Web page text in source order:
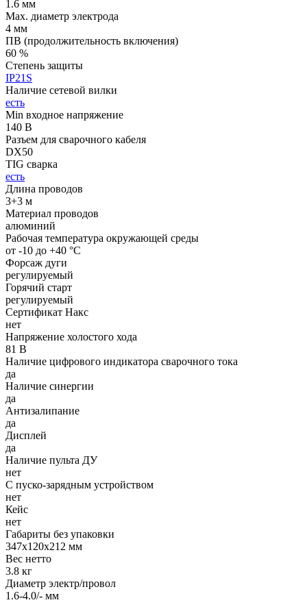
1.6 мм
Мах. диаметр электрода
4 мм
ПВ (продолжительность включения)
60 %
Степень защиты
IP21S
Наличие сетевой вилки
есть
Min входное напряжение
140 В
Разъем для сварочного кабеля
DX50
TIG сварка
есть
Длина проводов
3+3 м
Материал проводов
алюминий
Рабочая температура окружающей среды
от -10 до +40 °С
Форсаж дуги
регулируемый
Горячий старт
регулируемый
Сертификат Накс
нет
Напряжение холостого хода
81 В
Наличие цифрового индикатора сварочного тока
да
Наличие синергии
да
Антизалипание
да
Дисплей
да
Наличие пульта ДУ
нет
С пуско-зарядным устройством
нет
Кейс
нет
Габариты без упаковки
347х120х212 мм
Вес нетто
3.8 кг
Диаметр электр/провол
1.6-4.0/- мм